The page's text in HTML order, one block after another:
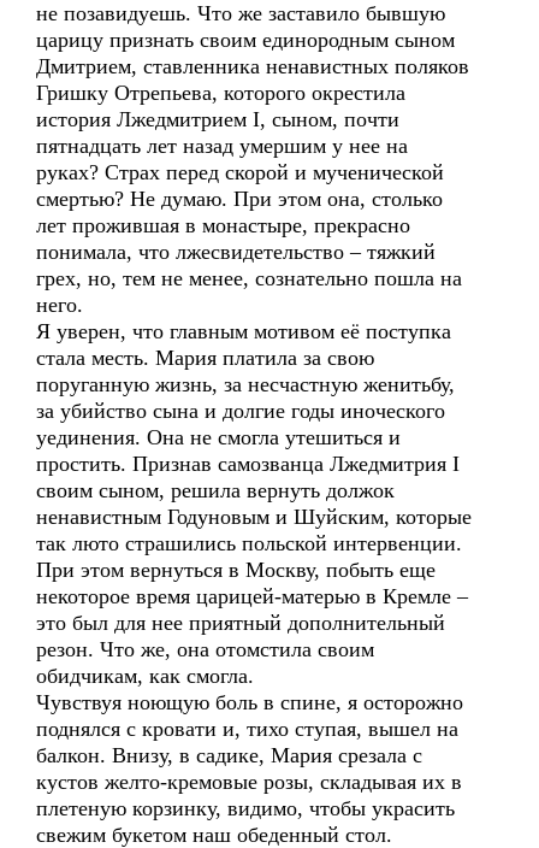
не позавидуешь. Что же заставило бывшую
царицу признать своим единородным сыном
Дмитрием, ставленника ненавистных поляков
Гришку Отрепьева, которого окрестила
история Лжедмитрием I, сыном, почти
пятнадцать лет назад умершим у нее на
руках? Страх перед скорой и мученической
смертью? Не думаю. При этом она, столько
лет прожившая в монастыре, прекрасно
понимала, что лжесвидетельство – тяжкий
грех, но, тем не менее, сознательно пошла на
него.
Я уверен, что главным мотивом её поступка
стала месть. Мария платила за свою
поруганную жизнь, за несчастную женитьбу,
за убийство сына и долгие годы иноческого
уединения. Она не смогла утешиться и
простить. Признав самозванца Лжедмитрия I
своим сыном, решила вернуть должок
ненавистным Годуновым и Шуйским, которые
так люто страшились польской интервенции.
При этом вернуться в Москву, побыть еще
некоторое время царицей-матерью в Кремле –
это был для нее приятный дополнительный
резон. Что же, она отомстила своим
обидчикам, как смогла.
Чувствуя ноющую боль в спине, я осторожно
поднялся с кровати и, тихо ступая, вышел на
балкон. Внизу, в садике, Мария срезала с
кустов желто-кремовые розы, складывая их в
плетеную корзинку, видимо, чтобы украсить
свежим букетом наш обеденный стол.